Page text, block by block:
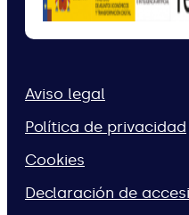
Aviso legal
Política de privacidad
Cookies
Declaración de